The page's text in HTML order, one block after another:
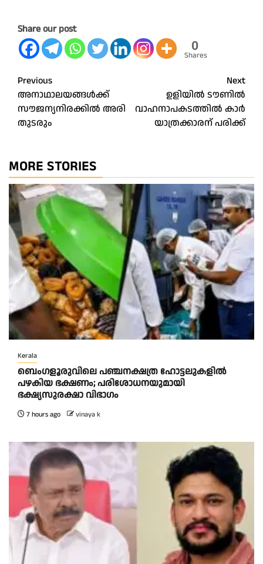
Share our post
0
Shares
Post
navigation
Previous
അനാഥാലയങ്ങൾക്ക്
സൗജന്യനിരക്കിൽ അരി
തുടരും
Next
ഉളിയിൽ ടൗണിൽ
വാഹനാപകടത്തിൽ കാർ
യാത്രക്കാരന് പരിക്ക്‌
MORE STORIES
Kerala
ബെംഗളൂരുവിലെ പഞ്ചനക്ഷത്ര ഹോട്ടലുകളിൽ
പഴകിയ ഭക്ഷണം; പരിശോധനയുമായി
ഭക്ഷ്യസുരക്ഷാ വിഭാഗം
7 hours ago vinaya k